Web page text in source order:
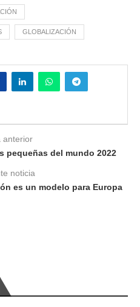
GLOBALIZACIÓN
anterior
pequeñas del mundo 2022
noticia
es un modelo para Europa